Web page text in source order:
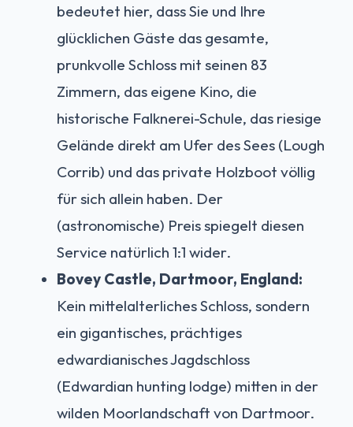
bedeutet hier, dass Sie und Ihre
glücklichen Gäste das gesamte,
prunkvolle Schloss mit seinen 83
Zimmern, das eigene Kino, die
historische Falknerei-Schule, das riesige
Gelände direkt am Ufer des Sees (Lough
Corrib) und das private Holzboot völlig
für sich allein haben. Der
(astronomische) Preis spiegelt diesen
Service natürlich 1:1 wider.
Bovey Castle, Dartmoor, England:
Kein mittelalterliches Schloss, sondern
ein gigantisches, prächtiges
edwardianisches Jagdschloss
(Edwardian hunting lodge) mitten in der
wilden Moorlandschaft von Dartmoor.